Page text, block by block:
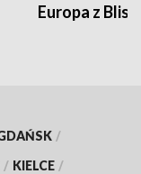
Europa z
/
/ KIELCE /